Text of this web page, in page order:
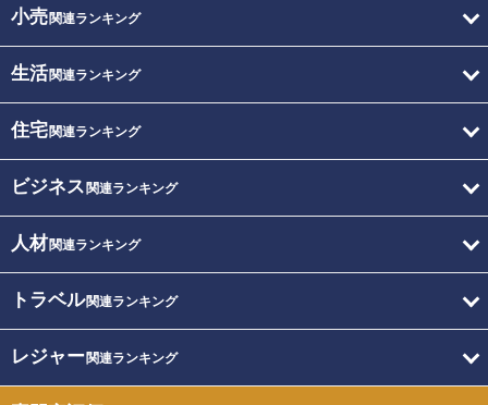
小売関連ランキング
生活関連ランキング
住宅関連ランキング
ビジネス 関連ランキング
人材関連ランキング
トラベル関連ランキング
レジャー関連ランキング